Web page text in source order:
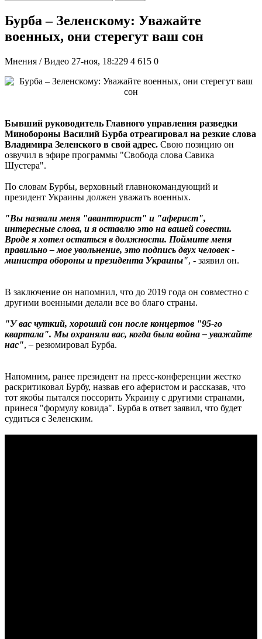
Бурба – Зеленскому: Уважайте
военных, они стерегут ваш сон
Мнения / Видео 27-ноя, 18:229 4 615 0
Бывший руководитель Главного управления разведки
Минобороны Василий Бурба отреагировал на резкие слова
Владимира Зеленского в свой адрес. Свою позицию он
озвучил в эфире программы "Свобода слова Савика
Шустера".
По словам Бурбы, верховный главнокомандующий и
президент Украины должен уважать военных.
"Вы назвали меня "авантюрист" и "аферист",
интересные слова, и я оставлю это на вашей совести.
Вроде я хотел остаться в должности. Поймите меня
правильно – мое увольнение, это подпись двух человек -
министра обороны и президента Украины", - заявил он.
В заключение он напомнил, что до 2019 года он совместно с
другими военными делали все во благо страны.
"У вас чуткий, хороший сон после концертов "95-го
квартала". Мы охраняли вас, когда была война – уважайте
нас", – резюмировал Бурба.
Напомним, ранее президент на пресс-конференции жестко
раскритиковал Бурбу, назвав его аферистом и рассказав, что
тот якобы пытался поссорить Украину с другими странами,
принеся "формулу ковида". Бурба в ответ заявил, что будет
судиться с Зеленским.